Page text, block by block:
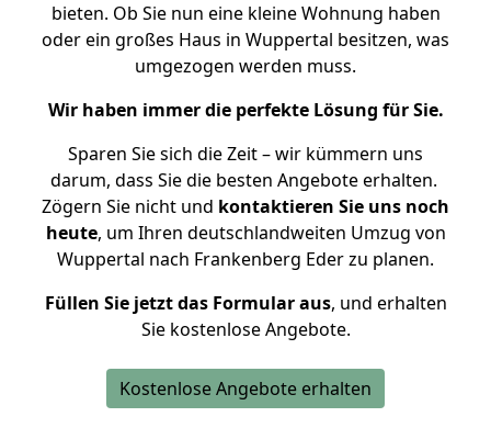
bieten. Ob Sie nun eine kleine Wohnung haben
oder ein großes Haus in Wuppertal besitzen, was
umgezogen werden muss.
Wir haben immer die perfekte Lösung für Sie.
Sparen Sie sich die Zeit – wir kümmern uns
darum, dass Sie die besten Angebote erhalten.
Zögern Sie nicht und kontaktieren Sie uns noch
heute, um Ihren deutschlandweiten Umzug von
Wuppertal nach Frankenberg Eder zu planen.
Füllen Sie jetzt das Formular aus, und erhalten
Sie kostenlose Angebote.
Kostenlose Angebote erhalten